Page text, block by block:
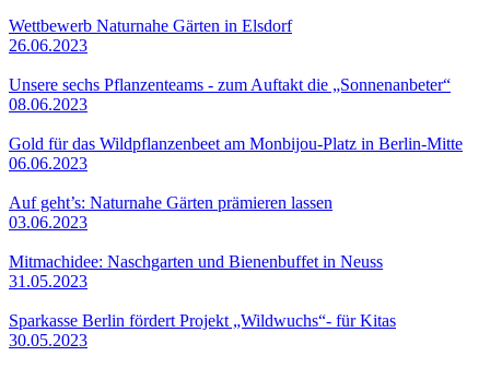
Wettbewerb Naturnahe Gärten in Elsdorf
26.06.2023
Unsere sechs Pflanzenteams - zum Auftakt die „Sonnenanbeter“
08.06.2023
Gold für das Wildpflanzenbeet am Monbijou-Platz in Berlin-Mitte
06.06.2023
Auf geht’s: Naturnahe Gärten prämieren lassen
03.06.2023
Mitmachidee: Naschgarten und Bienenbuffet in Neuss
31.05.2023
Sparkasse Berlin fördert Projekt „Wildwuchs“- für Kitas
30.05.2023